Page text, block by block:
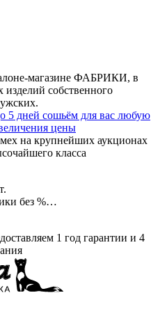
магазине ФАБРИКИ, в
собственного
5 дней сошьём для вас любую
цены
на крупнейших аукционах
класса
без %…
1 год гарантии и 4